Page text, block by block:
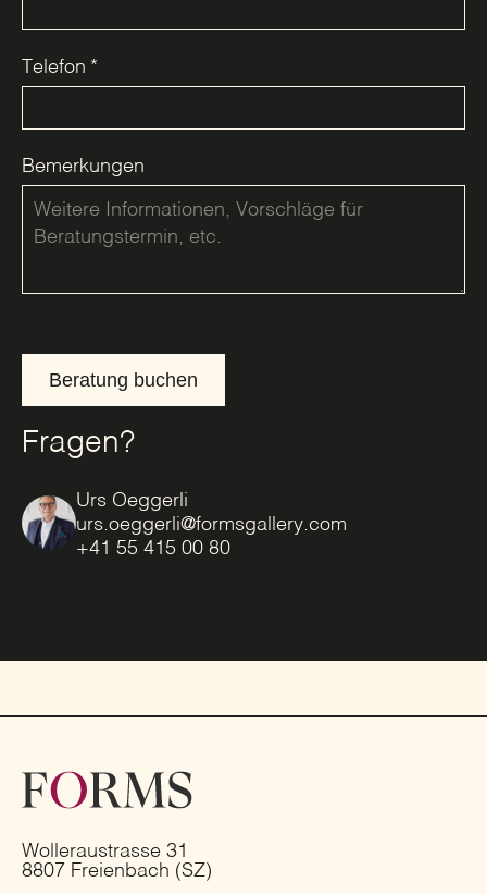
Telefon *
Bemerkungen
Beratung buchen
Fragen?
Urs Oeggerli
urs.oeggerli@formsgallery.com
+41 55 415 00 80
Wolleraustrasse 31
8807 Freienbach (SZ)